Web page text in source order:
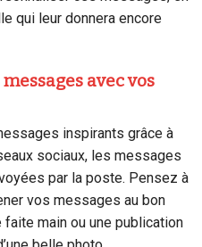
qui leur donnera encore
avec vos
inspirants grâce à
sociaux, les messages
par la poste. Pensez à
vos messages au bon
main ou une publication